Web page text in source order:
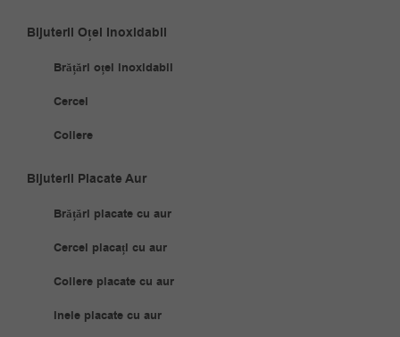
Bijuterii Oțel Inoxidabil
Brățări oțel inoxidabil
Cercei
Coliere
Bijuterii Placate Aur
Brățări placate cu aur
Cercei placați cu aur
Coliere placate cu aur
Inele placate cu aur